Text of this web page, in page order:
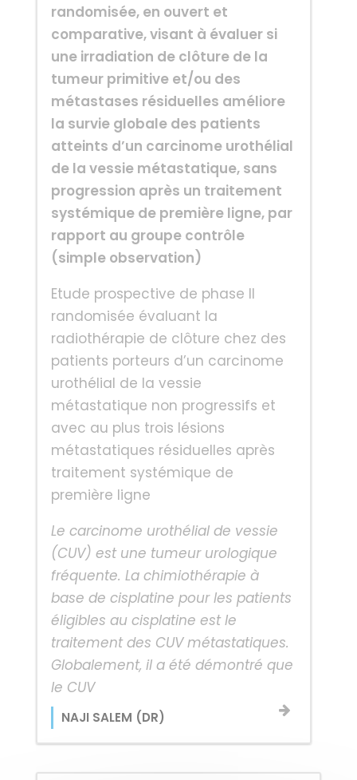
randomisée, en ouvert et
comparative, visant à évaluer si
une irradiation de clôture de la
tumeur primitive et/ou des
métastases résiduelles améliore
la survie globale des patients
atteints d’un carcinome urothélial
de la vessie métastatique, sans
progression après un traitement
systémique de première ligne, par
rapport au groupe contrôle
(simple observation)
Etude prospective de phase II
randomisée évaluant la
radiothérapie de clôture chez des
patients porteurs d’un carcinome
urothélial de la vessie
métastatique non progressifs et
avec au plus trois lésions
métastatiques résiduelles après
traitement systémique de
première ligne
Le carcinome urothélial de vessie
(CUV) est une tumeur urologique
fréquente. La chimiothérapie à
base de cisplatine pour les patients
éligibles au cisplatine est le
traitement des CUV métastatiques.
Globalement, il a été démontré que
le CUV
NAJI SALEM (DR)